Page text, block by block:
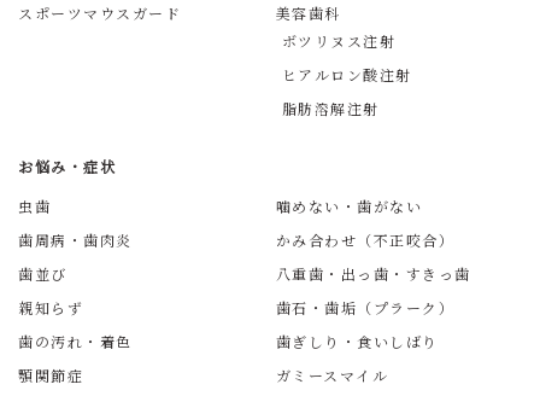
スポーツマウスガード
美容歯科
ボツリヌス注射
ヒアルロン酸注射
脂肪溶解注射
お悩み・症状
虫歯
噛めない・歯がない
歯周病・歯肉炎
かみ合わせ（不正咬合）
歯並び
八重歯・出っ歯・すきっ歯
親知らず
歯石・歯垢（プラーク）
歯の汚れ・着色
歯ぎしり・食いしばり
顎関節症
ガミースマイル